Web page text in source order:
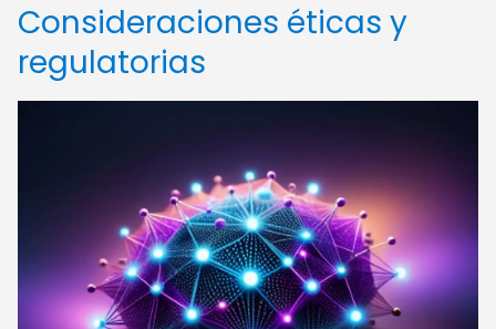
Consideraciones éticas y
regulatorias